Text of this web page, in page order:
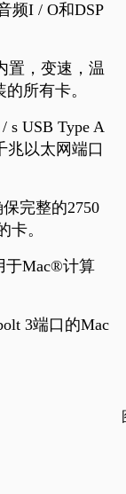
频I / O和DSP
置，变速，温
的所有卡。
s USB Type A
兆以太网端口
保完整的2750
卡。
于Mac®计算
3端口的Mac